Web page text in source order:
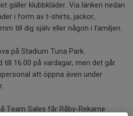
gäller klubbkläder. Via länken nedan
i form av t-shirts, jackor,
till dig själv eller någon i familjen.
på Stadium Tuna Park.
16.00 på vardagar, men det går
att öppna även under
Team Sales får Råby-Rekarne